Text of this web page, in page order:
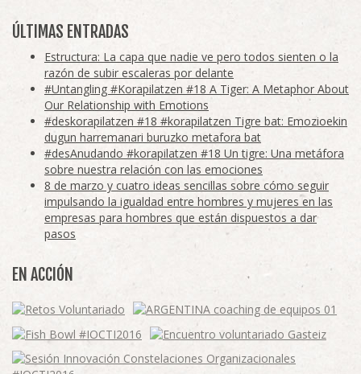
ÚLTIMAS ENTRADAS
Estructura: La capa que nadie ve pero todos sienten o la
razón de subir escaleras por delante
#Untangling #Korapilatzen #18 A Tiger: A Metaphor About
Our Relationship with Emotions
#deskorapilatzen #18 #korapilatzen Tigre bat: Emozioekin
dugun harremanari buruzko metafora bat
#desAnudando #korapilatzen #18 Un tigre: Una metáfora
sobre nuestra relación con las emociones
8 de marzo y cuatro ideas sencillas sobre cómo seguir
impulsando la igualdad entre hombres y mujeres en las
empresas para hombres que están dispuestos a dar
pasos
EN ACCIÓN